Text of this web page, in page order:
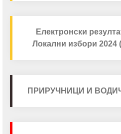
Електронски
Локални избори 2024
ПРИРУЧНИЦИ И